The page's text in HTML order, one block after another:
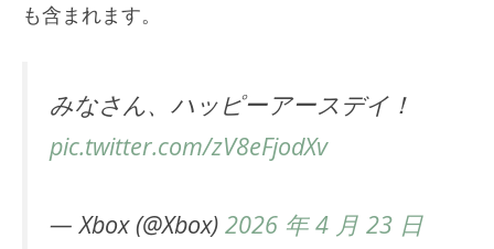
も含まれます。
みなさん、ハッピーアースデイ！
pic.twitter.com/zV8eFjodXv
— Xbox (@Xbox) 2026 年 4 月 23 日